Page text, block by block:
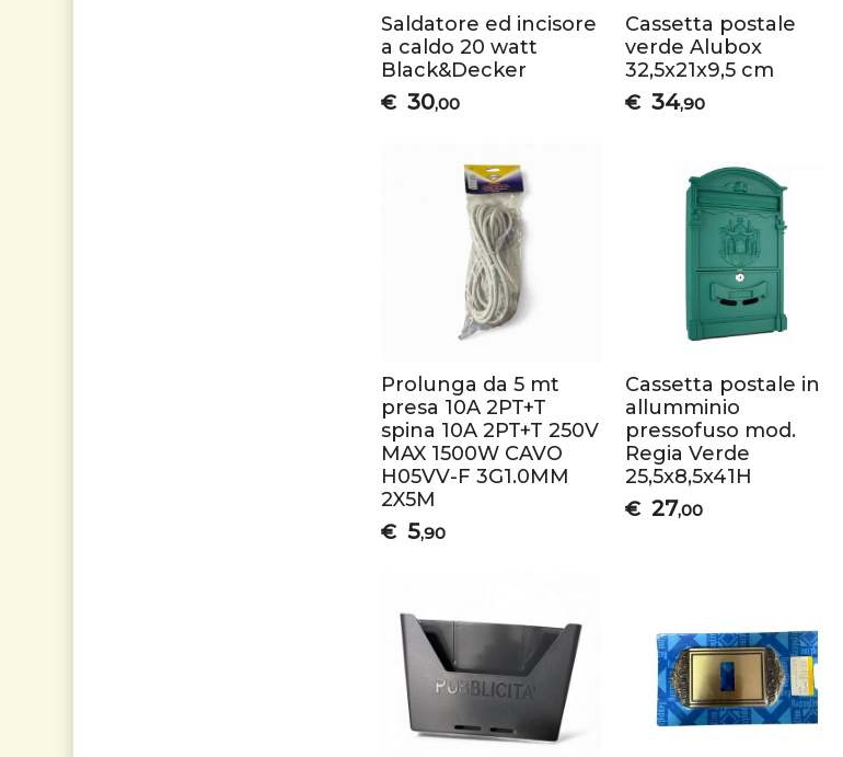
Saldatore ed incisore
a caldo 20 watt
Black&Decker
€ 30,00
Cassetta postale
verde Alubox
32,5x21x9,5 cm
€ 34,90
Prolunga da 5 mt
presa 10A 2PT+T
spina 10A 2PT+T 250V
MAX 1500W CAVO
H05VV-F 3G1.0MM
2X5M
€ 5,90
Cassetta postale in
allumminio
pressofuso mod.
Regia Verde
25,5x8,5x41H
€ 27,00